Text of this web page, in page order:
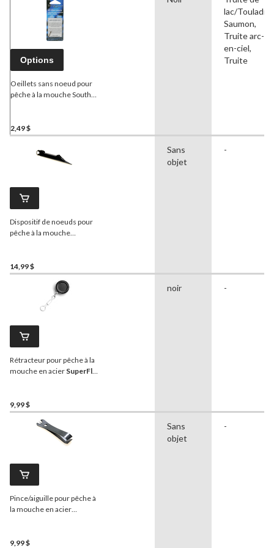
Options
Oeillets sans noeud pour
pêche à la mouche South
2,49 $
lac/Touladi,
Saumon,
Truite arc-
en-ciel,
Truite
Dispositif de noeuds pour
pêche à la mouche
14,99 $
Sans
objet
-
Rétracteur pour pêche à la
mouche en acier SuperFly
9,99 $
noir -
Pince/aiguille pour pêche à
la mouche en acier
9,99 $
Sans
objet
-